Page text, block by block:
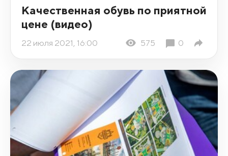
Качественная обувь по приятной
цене (видео)
22 июля 2021, 16:00 575 0